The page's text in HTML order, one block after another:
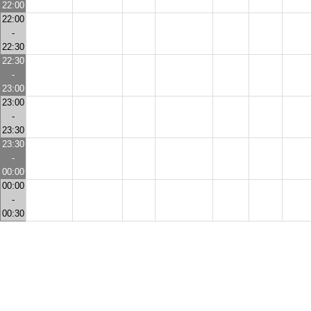
22:00
22:00
-
22:30
22:30
-
23:00
23:00
-
23:30
23:30
-
00:00
00:00
-
00:30